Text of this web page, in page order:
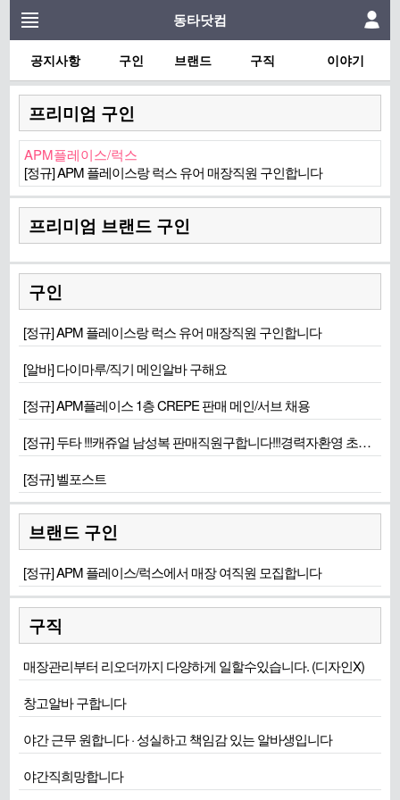
동타닷컴
공지사항 구인 브랜드 구직 이야기
프리미엄 구인
APM플레이스/럭스
[정규] APM 플레이스랑 럭스 유어 매장직원 구인합니다
프리미엄 브랜드 구인
구인
[정규] APM 플레이스랑 럭스 유어 매장직원 구인합니다
[알바] 다이마루/직기 메인알바 구해요
[정규] APM플레이스 1층 CREPE 판매 메인/서브 채용
[정규] 두타 !!!캐쥬얼 남성복 판매직원구합니다!!!경력자환영 초보도 환영
[정규] 벨포스트
브랜드 구인
[정규] APM 플레이스/럭스에서 매장 여직원 모집합니다
구직
매장관리부터 리오더까지 다양하게 일할수있습니다. (디자인X)
창고알바 구합니다
야간 근무 원합니다 · 성실하고 책임감 있는 알바생입니다
야간직희망합니다